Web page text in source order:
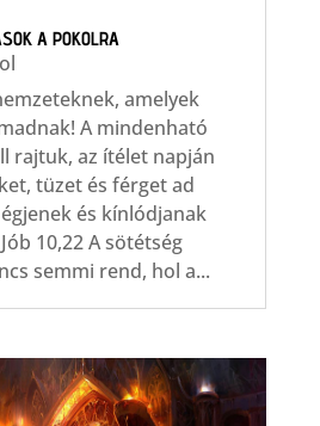
A POKOLRA
amelyek
A mindenható
rajtuk, az ítélet napján
tüzet és férget ad
és kínlódjanak
10,22 A sötétség
semmi rend, hol a...